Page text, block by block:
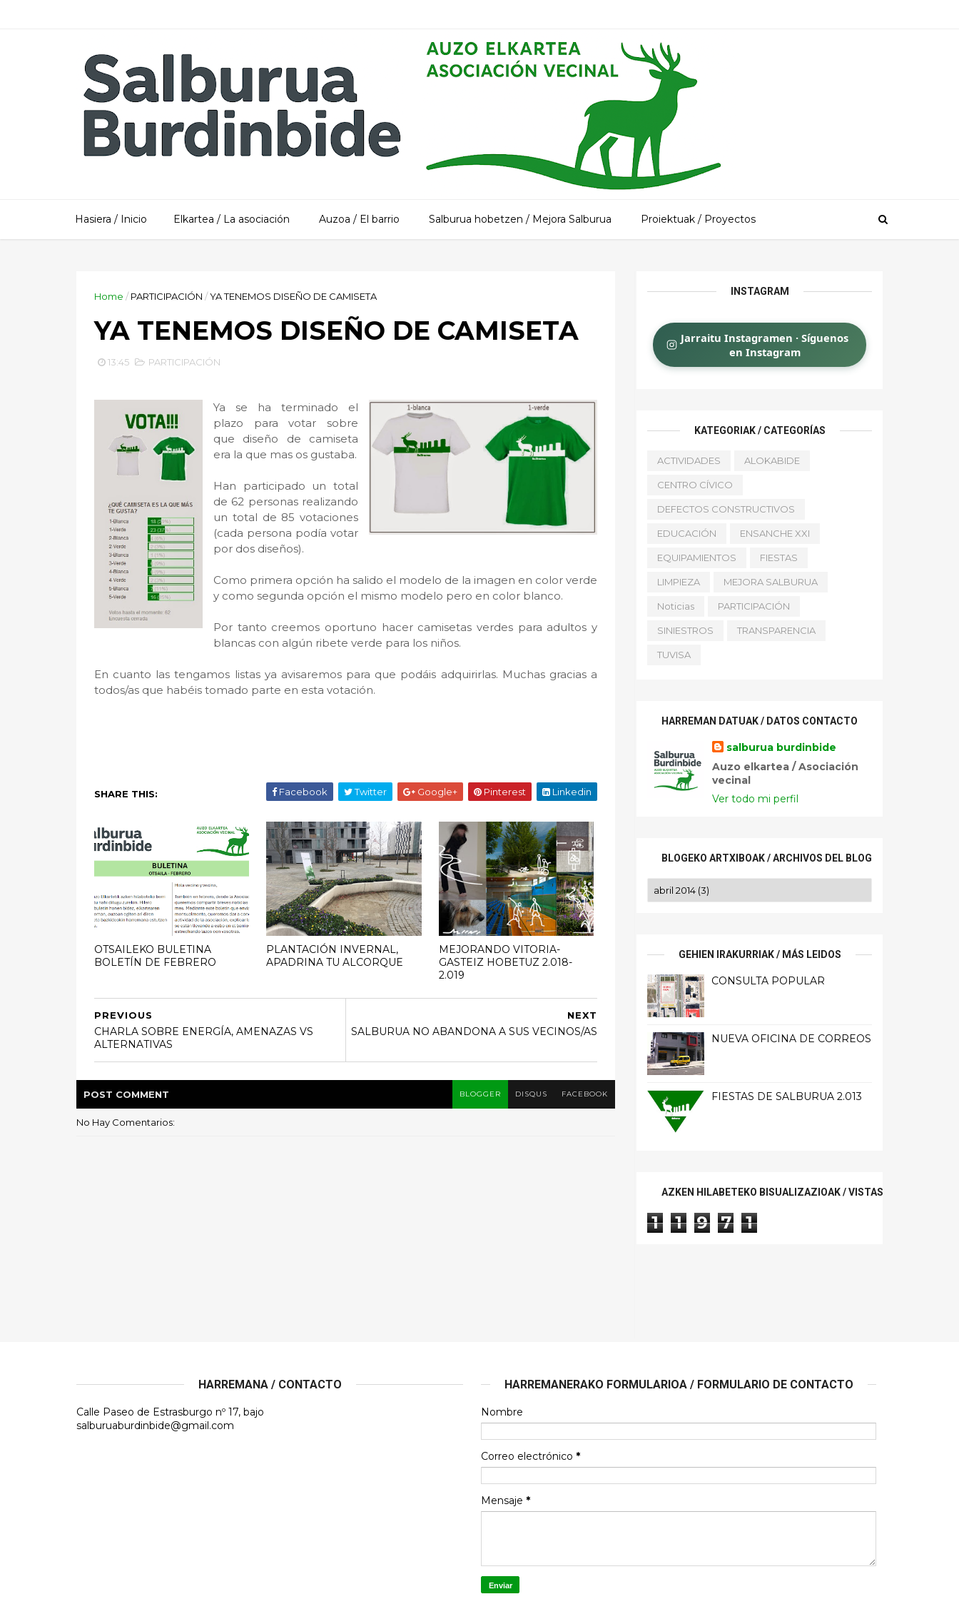
Hasiera / Inicio Elkartea / La asociación Auzoa / El barrio Salburua hobetzen / Mejora Salburua Proiektuak / Proyectos
Home / PARTICIPACIÓN /YA TENEMOS DISEÑO DE CAMISETA
YA TENEMOS DISEÑO DE CAMISETA
13:45 PARTICIPACIÓN
Ya se ha terminado el
plazo para votar sobre
que diseño de camiseta
era la que mas os gustaba.
Han participado un total
de 62 personas realizando
un total de 85 votaciones
(cada persona podía votar
por dos diseños).
Como primera opción ha salido el modelo de la imagen en color verde
y como segunda opción el mismo modelo pero en color blanco.
Por tanto creemos oportuno hacer camisetas verdes para adultos y
blancas con algún ribete verde para los niños.
En cuanto las tengamos listas ya avisaremos para que podáis adquirirlas. Muchas gracias a
todos/as que habéis tomado parte en esta votación.
SHARE THIS: Facebook Twitter Google+ Pinterest Linkedin
OTSAILEKO BULETINA
BOLETÍN DE FEBRERO
PLANTACIÓN INVERNAL,
APADRINA TU ALCORQUE
MEJORANDO VITORIA-
GASTEIZ HOBETUZ 2.018-
2.019
NEXT
SALBURUA NO ABANDONA A SUS VECINOS/AS
PREVIOUS
CHARLA SOBRE ENERGÍA, AMENAZAS VS
ALTERNATIVAS
POST COMMENT BLOGGER DISQUS FACEBOOK
No Hay Comentarios:
INSTAGRAM
Jarraitu Instagramen · Síguenos
en Instagram
KATEGORIAK / CATEGORÍAS
ACTIVIDADES ALOKABIDE
CENTRO CÍVICO
DEFECTOS CONSTRUCTIVOS
EDUCACIÓN ENSANCHE XXI
EQUIPAMIENTOS FIESTAS
LIMPIEZA MEJORA SALBURUA
Noticias PARTICIPACIÓN
SINIESTROS TRANSPARENCIA
TUVISA
HARREMAN DATUAK / DATOS CONTACTO
salburua burdinbide
Auzo elkartea / Asociación
vecinal
Ver todo mi perfil
BLOGEKO ARTXIBOAK / ARCHIVOS DEL BLOG
GEHIEN IRAKURRIAK / MÁS LEIDOS
CONSULTA POPULAR
NUEVA OFICINA DE CORREOS
FIESTAS DE SALBURUA 2.013
AZKEN HILABETEKO BISUALIZAZIOAK / VISTAS ÚLTIMO MES
1 1 9 7 1
HARREMANA / CONTACTO
Calle Paseo de Estrasburgo nº 17, bajo
salburuaburdinbide@gmail.com
HARREMANERAKO FORMULARIOA / FORMULARIO DE CONTACTO
Nombre
Correo electrónico *
Mensaje *